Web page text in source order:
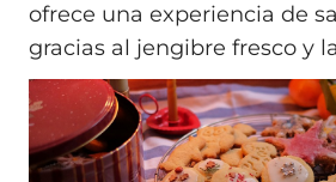
ofrece una experiencia de
gracias al jengibre fresco y